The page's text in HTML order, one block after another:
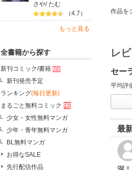
さや/たむ
（4.7）
もっと見る
全書籍から探す
新刊コミック/書籍
新刊発売予定
ランキング(毎日更新)
まるごと無料コミック
少女・女性無料マンガ
少年・青年無料マンガ
BL無料マンガ
お得なSALE
先行配信作品
作品を
レ
セー
平均評
最